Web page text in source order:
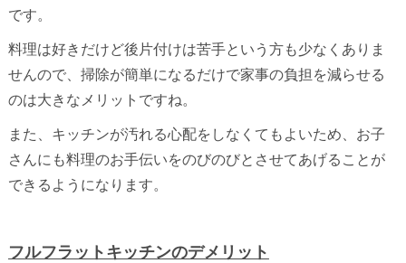
です。
料理は好きだけど後片付けは苦手という方も少なくありま
せんので、掃除が簡単になるだけで家事の負担を減らせる
のは大きなメリットですね。
また、キッチンが汚れる心配をしなくてもよいため、お子
さんにも料理のお手伝いをのびのびとさせてあげることが
できるようになります。
フルフラットキッチンのデメリット